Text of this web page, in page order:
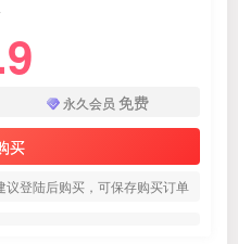
永久会员 免费
买
议登陆后购买，可保存购买订单